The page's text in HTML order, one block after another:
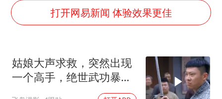
多地要求领导干部带头休假
女子利用漏洞0元薅走3000多件家电
村民谈“梅姨”：叫的其实是“媒姨”
关之琳否认与27岁模特的恋情
打开网易新闻 体验效果更佳
姑娘大声求救，突然出现
一个高手，绝世武功暴打